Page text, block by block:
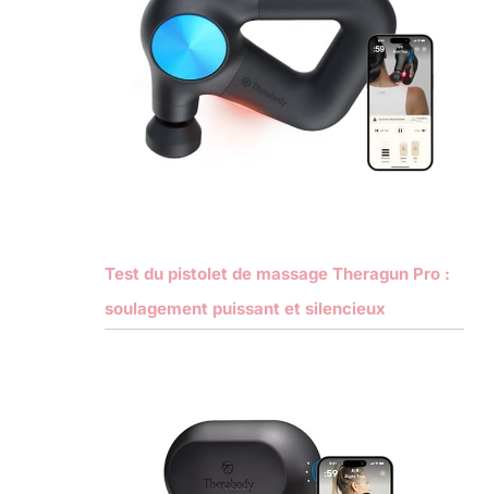
Test du pistolet de massage Theragun Pro :
soulagement puissant et silencieux